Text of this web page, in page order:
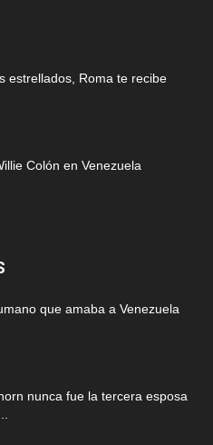
estrellados, Roma te recibe
Colón en Venezuela
que amaba a Venezuela
nunca fue la tercera esposa